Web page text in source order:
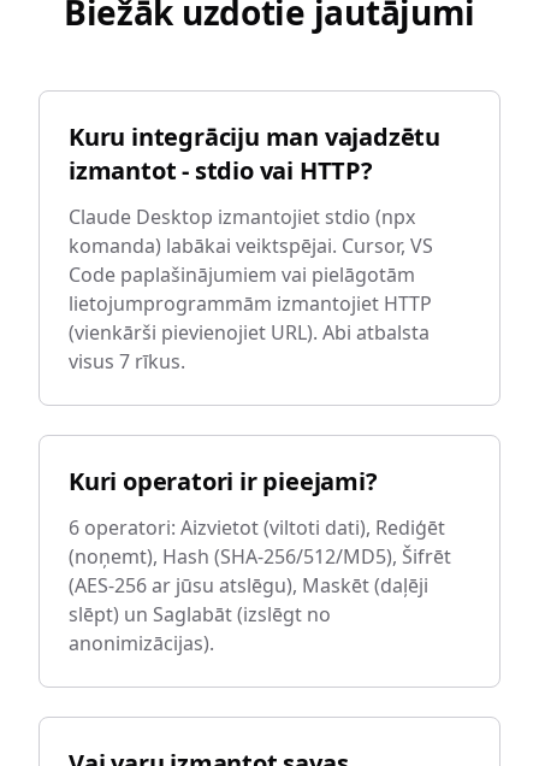
Biežāk uzdotie jautājumi
Kuru integrāciju man vajadzētu
izmantot - stdio vai HTTP?
Claude Desktop izmantojiet stdio (npx
komanda) labākai veiktspējai. Cursor, VS
Code paplašinājumiem vai pielāgotām
lietojumprogrammām izmantojiet HTTP
(vienkārši pievienojiet URL). Abi atbalsta
visus 7 rīkus.
Kuri operatori ir pieejami?
6 operatori: Aizvietot (viltoti dati), Rediģēt
(noņemt), Hash (SHA-256/512/MD5), Šifrēt
(AES-256 ar jūsu atslēgu), Maskēt (daļēji
slēpt) un Saglabāt (izslēgt no
anonimizācijas).